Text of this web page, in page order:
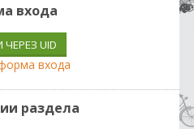
входа
UID
входа
раздела